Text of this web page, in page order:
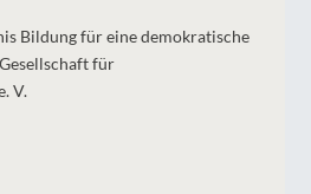
Bildung für eine demokratische
für
V.